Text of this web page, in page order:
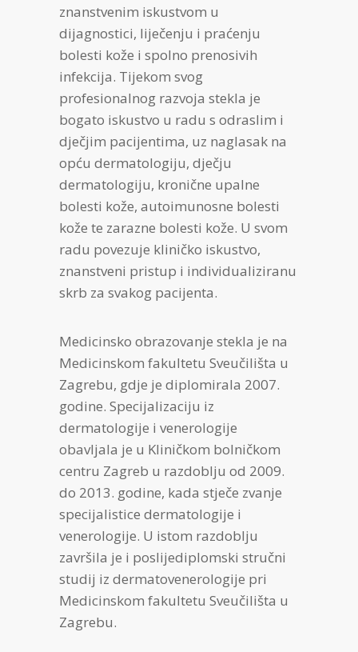
znanstvenim iskustvom u
dijagnostici, liječenju i praćenju
bolesti kože i spolno prenosivih
infekcija. Tijekom svog
profesionalnog razvoja stekla je
bogato iskustvo u radu s odraslim i
dječjim pacijentima, uz naglasak na
opću dermatologiju, dječju
dermatologiju, kronične upalne
bolesti kože, autoimunosne bolesti
kože te zarazne bolesti kože. U svom
radu povezuje kliničko iskustvo,
znanstveni pristup i individualiziranu
skrb za svakog pacijenta.
Medicinsko obrazovanje stekla je na
Medicinskom fakultetu Sveučilišta u
Zagrebu, gdje je diplomirala 2007.
godine. Specijalizaciju iz
dermatologije i venerologije
obavljala je u Kliničkom bolničkom
centru Zagreb u razdoblju od 2009.
do 2013. godine, kada stječe zvanje
specijalistice dermatologije i
venerologije. U istom razdoblju
završila je i poslijediplomski stručni
studij iz dermatovenerologije pri
Medicinskom fakultetu Sveučilišta u
Zagrebu.